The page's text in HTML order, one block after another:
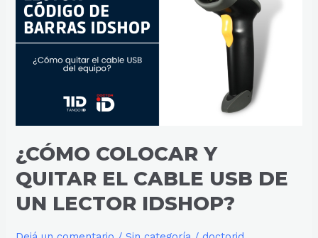
¿CÓMO COLOCAR Y
QUITAR EL CABLE USB DE
UN LECTOR IDSHOP?
QUITAR
EL
CABLE
USB